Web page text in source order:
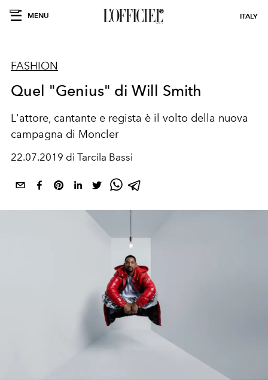
MENU ITALY
FASHION
Quel "Genius" di Will Smith
L'attore, cantante e regista è il volto della nuova
campagna di Moncler
22.07.2019 di Tarcila Bassi